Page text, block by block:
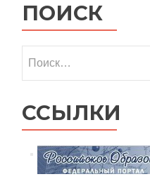
ПОИСК
ССЫЛКИ